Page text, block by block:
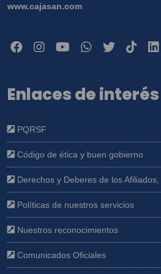
www.cajasan.com
Enlaces de interés
PQRSF
Código de ética y buen gobierno
Derechos y Deberes de los
Políticas de nuestros servicios
Nuestros reconocimientos
Comunicados Oficiales